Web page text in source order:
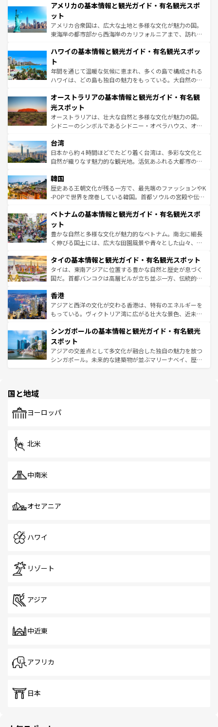
ンツ一覧を参照してほしい。
の建物がそのまま残る町や、スイスならではのユニークな
博物館もあり、アルプス観光だけでなく町歩きも満喫する
ことができる。国民の所得が高いため物価も高いが、旅行
者向けの交通パス提供のサービスもあり、うまく活用すれ
着のスイス情報はコンテンツ一覧を参照してほしい。
アメリカの基本情報と観光ガイド・有名観光スポ
ット
アメリカ合衆国は、広大な土地と多様な文化が魅力の国。
東海岸の都市部から西海岸のカリフォルニアまで、訪れる
のような巨大都市は、観光、ショッピング、エンターテイ
ンメントが詰まった刺激的なスポットだ。一方、アメリカ
西部には大自然が広がり、グランドキャニオンやイエロー
ストーン国立公園といった絶景が堪能できる。さらに、南
文化が魅力。旅行者はアメリカの各地域で異なる魅力を楽
しみながら、その多様性と豊かな歴史を感じることができ
るだろう。車でのロードトリップや列車の旅も、アメリカ
ならではの贅沢な旅のスタイルだ。 なお、新着のアメリカ
情報は コンテンツ一覧 を参照してほしい。
ハワイの基本情報と観光ガイド・有名観光スポッ
ト
年間を通じて温暖な気候に恵まれ、多くの島で構成される
ハワイは、どの島も独自の魅力をもっている。大自然の神
ワイ島は見逃せない。また、定番の観光地といえばオアフ
島だが、静かな自然を求めるならマウイ島やカウアイ島が
おすすめ。エメラルドグリーンに輝く海をはじめ、豊かな
文化や歴史が息づいている。「アロハスピリット」と呼ば
人々、おいしいローカルフードやハワイアンミュージッ
ク、伝統的なフラダンスなど、すべてがハワイの魅力を彩
っている。訪れるたびに新しい発見と感動が待っているハ
はコンテンツ一覧
オーストラリアの基本情報と観光ガイド・有名観
光スポット
オーストラリアは、壮大な自然と多様な文化が魅力の国。
シドニーのシンボルであるシドニー・オペラハウス、オー
リアリーフや大陸中央部にそびえるウルル（エアーズロッ
ク）、タスマニアの美しい原生林やケアンズの熱帯雨林な
ど、見どころがたくさん。また、カフェやワイン、オージ
いる。アクティビティも充実しており、サーフィンやダイ
ビング、ハイキングなど、アウトドア好きにはたまらな
い。オーストラリアの多彩な魅力を存分に味わいつくそ
参照してほしい。
台湾
日本から約４時間ほどでたどり着く台湾は、多彩な文化と
自然が織りなす魅力的な観光地。活気あふれる大都市の台
ン）、静ひつな山岳地帯である台湾東部など、都市の喧騒
と山間の静けさが共存しており、訪れる人に新しい発見と
驚きをもたらしてくれる。また、奥深い台湾の食文化も魅
容にもいいと評判のスイーツなど、バラエティ豊かな料理
照してほしい。
韓国
歴史ある王朝文化が残る一方で、最先端のファッションやK
-POPで世界を席巻している韓国。首都ソウルの宮殿や伝統
き、地方に足を延ばせば四季折々の自然美を楽しむことが
できる。そして、キムチや焼肉、絶品のストリートフード
まで、さまざまな韓国料理が待っている。夜には、韓国な
らではのナイトライフも堪能できる。あたたかいホスピタ
わってみてほしい。 なお、新着の韓国情報はコンテンツ一
覧 を参照してほしい。
ベトナムの基本情報と観光ガイド・有名観光スポ
ット
豊かな自然と多様な文化が魅力的なベトナム。南北に細長
く伸びる国土には、広大な田園風景や青々とした山々、世
急速な発展と共に伝統が息づく。ハノイの古い町並みやホ
ーチミン市のフランス統治時代の建物も、独特の雰囲気を
醸し出している。また、バラエティの豊かさとおいしさで
とつ。フォーやバインミー、ベトナムコーヒーなどは、ぜ
ひ現地で味わいたい。どの地域を訪れてもあたたかい人々
が旅行者を迎えてくれるので、きっと忘れられない旅にな
参照してほしい。
タイの基本情報と観光ガイド・有名観光スポット
タイは、東南アジアに位置する豊かな自然と歴史が息づく
国だ。首都バンコクは高層ビルが立ち並ぶ一方、伝統的な
の活気が交差している。北部ではチェンマイなどの山岳地
帯で自然と触れ合い、南部ではプーケットやクラビの美し
いビーチでリゾート気分を楽しむことができる。タイ料理
激する。気候は一年中温暖で、どの季節にも異なる楽しみ
が待っている。親しみやすいタイの人々、仏教を中心とし
た文化、そして多様な観光資源が、訪れる旅人を魅了し続
ける。 なお、新着のタイ情報はコンテンツ一覧を参照して
香港
アジアと西洋の文化が交わる香港は、特有のエネルギーを
もっている。ヴィクトリア湾に広がる壮大な景色、近未来
み、どこを訪れても感動するはず。観光スポットが密集し
ており、効率よく見どころを回れるのも魅力。息をのむよ
うな絶景から文化的な体験まで、香港を存分に楽しみ尽く
そう。 なお、新着の香港情報はコンテンツ一覧を参照して
シンガポールの基本情報と観光ガイド・有名観光
スポット
アジアの交差点として多文化が融合した独自の魅力を放つ
シンガポール。未来的な建築物が並ぶマリーナベイ、歴史
で、ホーカーズは地元の風情を楽しめる外せないスポット
国と地域
ヨーロッパ
北米
中南米
オセアニア
ハワイ
リゾート
アジア
中近東
アフリカ
日本